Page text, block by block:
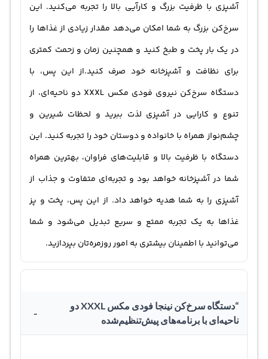
آشپزی با ظرفیت بزرگ و کارآیی بالا را تجربه می‌کنید. این
سرخ‌کن بزرگ به شما امکان می‌دهد مقدار زیادی از غذاها را
در یک بار پخت و طبخ کنید و همچنین زمان و زحمت کمتری
برای نظافت و آشپزخانه خود صرف کنید.از این پس، با
دستگاه سرخ‌کن نیروی فودی مکس XXXL دو ناحیه‌ای، از
تنوع و کارایی در آشپزی لذت ببرید و لحظات شیرین و
چشم‌نواز همراه با خانواده و دوستان خود را تجربه کنید. این
دستگاه با ظرفیت بالا و قابلیت‌های فراوان، بهترین همراه
شما در آشپزخانه خواهد بود و تجربه‌ای متفاوت و جذاب از
آشپزی را به شما هدیه خواهد داد. از این پس، پخت و پز
غذاها به یک تجربه ممتع و سریع تبدیل می‌شود و شما
می‌توانید با اطمینان بیشتری به امور روزمره‌تان بپردازید.
“دستگاه سرخ‌کن نینجا فودی مکس XXXL دو
ناحیه‌ای با برنامه‌های پیش‌تنظیم‌شده
-